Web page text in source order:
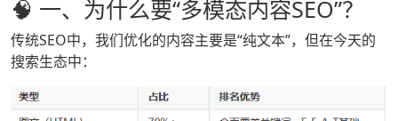
🧠 一、为什么要“多模态内容SEO”？
传统SEO中，我们优化的内容主要是“纯文本”，但在今天的
搜索生态中：